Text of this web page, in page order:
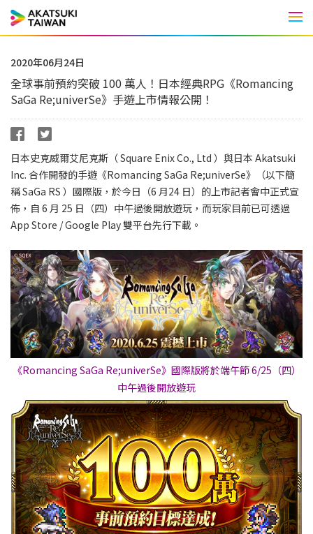
2020年06月24日
全球事前預約突破 100 萬人！日本經典RPG《Romancing
SaGa Re;univerSe》手遊上市情報公開！
日本史克威爾艾尼克斯（ Square Enix Co., Ltd ）與日本 Akatsuki
Inc. 合作開發的手遊《Romancing SaGa Re;univerSe》（以下簡
稱 SaGa RS ）國際版，於今日（6 月24 日）的上市記者會中正式宣
佈，自 6 月 25 日（四）中午過後開放遊玩，而玩家目前已可透過
App Store / Google Play 雙平台先行下載。
《Romancing SaGa Re;univerSe》國際版將於端午節 6/25（四）
中午過後開放遊玩